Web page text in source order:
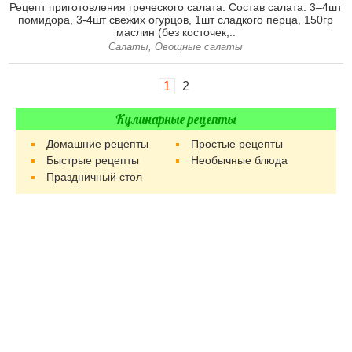
Рецепт приготовления греческого салата. Состав салата: 3–4шт
помидора, 3-4шт свежих огурцов, 1шт сладкого перца, 150гр
маслин (без косточек,..
Салаты, Овощные салаты
1 2
Кулинарные рецепты
Домашние рецепты
Простые рецепты
Быстрые рецепты
Необычные блюда
Праздничный стол